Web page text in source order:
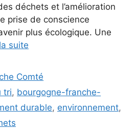
déchets et l’amélioration
prise de conscience
plus écologique. Une
suite
Comté
tri, bourgogne-franche-
durable, environnement,